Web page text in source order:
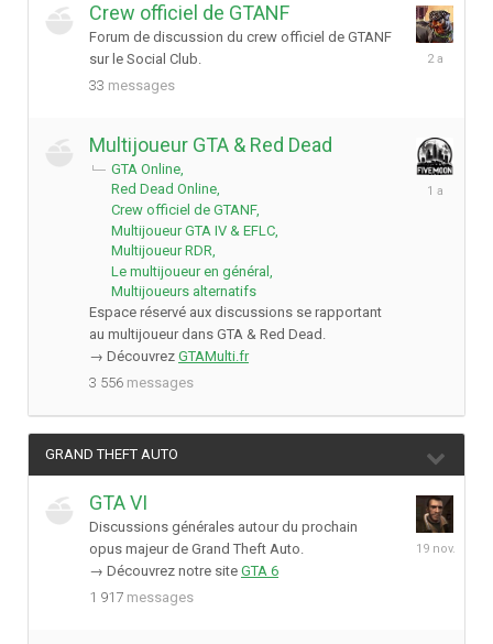
Crew officiel de GTANF
Forum de discussion du crew officiel de GTANF
sur le Social Club.
33 messages
13
Multijoueur GTA & Red Dead
GTA Online
Red Dead Online
Crew officiel de GTANF
Multijoueur GTA IV & EFLC
Multijoueur RDR
Le multijoueur en général
Multijoueurs alternatifs
Espace réservé aux discussions se rapportant
au multijoueur dans GTA & Red Dead.
→ Découvrez GTAMulti.fr
3 556 messages
14
GRAND THEFT AUTO
GTA VI
Discussions générales autour du prochain
opus majeur de Grand Theft Auto.
→ Découvrez notre site GTA 6
1 917 messages
19